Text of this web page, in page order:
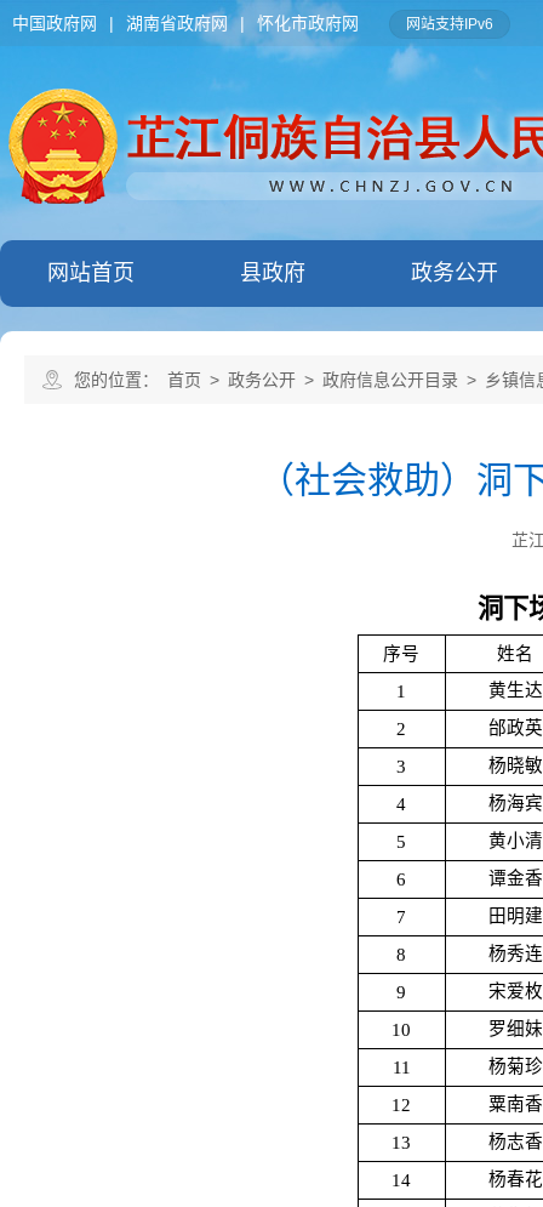
中国政府网 | 湖南省政府网 | 怀化市政府网 网站支持IPv6
网站首页 县政府 政务公开
您的位置： 首页 > 政务公开 > 政府信息公开目录 > 乡镇信
（社会救助）洞
芷
洞下
序号
姓名
1
黄生达
2 邰政英
3 杨晓敏
4 杨海宾
5 黄小清
6 谭金香
7 田明建
8 杨秀连
9 宋爱枚
10 罗细妹
11 杨菊珍
12 粟南香
13 杨志香
14 杨春花